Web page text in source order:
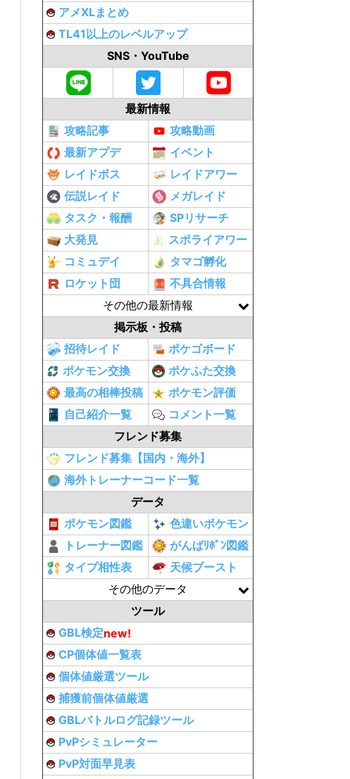
アメXLまとめ
TL41以上のレベルアップ
SNS・YouTube
最新情報
攻略記事
攻略動画
最新アプデ
イベント
レイドボス
レイドアワー
伝説レイド
メガレイド
タスク・報酬
SPリサーチ
大発見
スポライアワー
コミュデイ
タマゴ孵化
ロケット団
不具合情報
その他の最新情報
掲示板・投稿
招待レイド
ポケゴボード
ポケモン交換
ポケふた交換
最高の相棒投稿
ポケモン評価
自己紹介一覧
コメント一覧
フレンド募集
フレンド募集【国内・海外】
海外トレーナーコード一覧
データ
ポケモン図鑑
色違いポケモン
トレーナー図鑑
がんばﾘﾎﾞﾝ図鑑
タイプ相性表
天候ブースト
その他のデータ
ツール
GBL検定new!
CP個体値一覧表
個体値厳選ツール
捕獲前個体値厳選
GBLバトルログ記録ツール
PvPシミュレーター
PvP対面早見表